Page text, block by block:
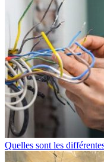
Quelles sont les